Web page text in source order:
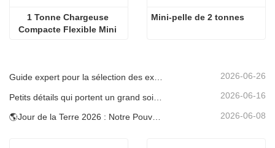
1 Tonne Chargeuse
Compacte Flexible Mini
Mini-pelle de 2 tonnes
Guide expert pour la sélection des excavatrices Carter (0,6 t à 60 t) pour une efficacité optimale sur le chantier 2026-06-26
2026-06-16
2026-06-08